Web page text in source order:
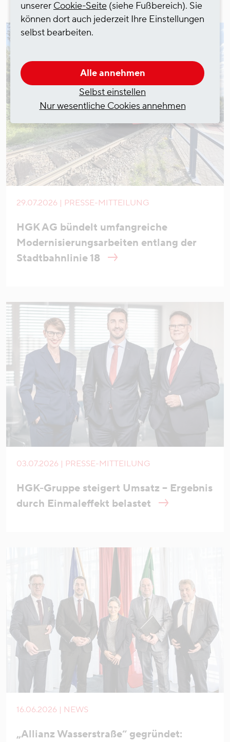
29.07.2026 | PRESSE-MITTEILUNG
HGK AG bündelt umfangreiche
Modernisierungsarbeiten entlang der
Stadtbahnlinie 18
03.07.2026 | PRESSE-MITTEILUNG
HGK-Gruppe steigert Umsatz – Ergebnis
durch Einmaleffekt belastet
16.06.2026 | NEWS
„Allianz Wasserstraße“ gegründet:
unserer Cookie-Seite (siehe Fußbereich). Sie
können dort auch jederzeit Ihre Einstellungen
selbst bearbeiten.
Alle annehmen
Selbst einstellen
Nur wesentliche Cookies annehmen